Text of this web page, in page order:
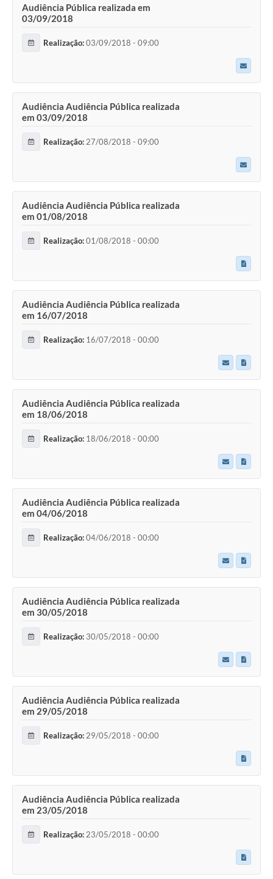
Audiência Pública realizada em
03/09/2018
Realização:03/09/2018 - 09:00
Audiência Audiência Pública realizada
em 03/09/2018
Realização: 27/08/2018 - 09:00
Audiência Audiência Pública realizada
em 01/08/2018
Realização:01/08/2018 - 00:00
Audiência Audiência Pública realizada
em 16/07/2018
Realização: 16/07/2018 - 00:00
Audiência Audiência Pública realizada
em 18/06/2018
Realização: 18/06/2018 - 00:00
Audiência Audiência Pública realizada
em 04/06/2018
Realização:04/06/2018 - 00:00
Audiência Audiência Pública realizada
em 30/05/2018
Realização: 30/05/2018 - 00:00
Audiência Audiência Pública realizada
em 29/05/2018
Realização: 29/05/2018 - 00:00
Audiência Audiência Pública realizada
em 23/05/2018
Realização: 23/05/2018 - 00:00